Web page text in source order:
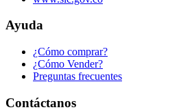
Ayuda
¿Cómo comprar?
¿Cómo Vender?
Preguntas frecuentes
Contáctanos